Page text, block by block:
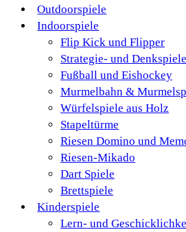
Outdoorspiele
Indoorspiele
Flip Kick und Flipper
Strategie- und Denkspiele
Fußball und Eishockey
Murmelbahn &
Würfelspiele aus Holz
Stapeltürme
Riesen Domino und
Riesen-Mikado
Dart Spiele
Brettspiele
Kinderspiele
Lern- und